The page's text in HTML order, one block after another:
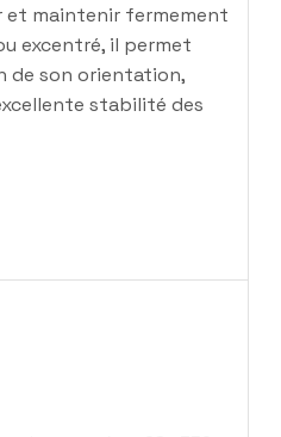
et maintenir fermement
excentré, il permet
de son orientation,
stabilité des